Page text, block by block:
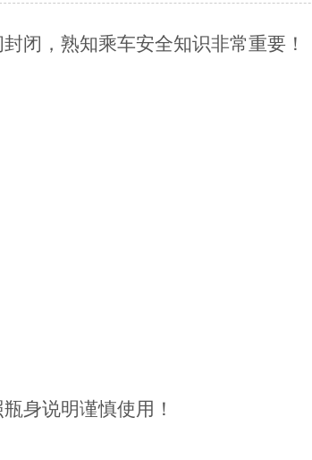
闭，熟知乘车安全知识非常重要！
身说明谨慎使用！